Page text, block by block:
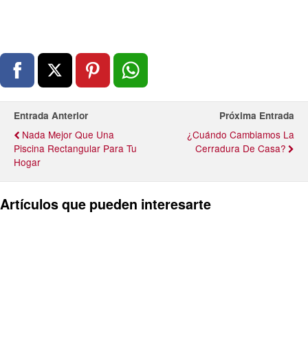
Entrada Anterior
Nada Mejor Que Una
Piscina Rectangular Para Tu
Hogar
Próxima Entrada
¿Cuándo Cambiamos La
Cerradura De Casa?
Artículos que pueden interesarte